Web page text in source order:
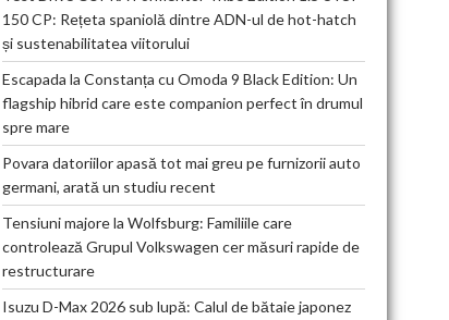
150 CP: Rețeta spaniolă dintre ADN-ul de hot-hatch
și sustenabilitatea viitorului
Escapada la Constanța cu Omoda 9 Black Edition: Un
flagship hibrid care este companion perfect în drumul
spre mare
Povara datoriilor apasă tot mai greu pe furnizorii auto
germani, arată un studiu recent
Tensiuni majore la Wolfsburg: Familiile care
controlează Grupul Volkswagen cer măsuri rapide de
restructurare
Isuzu D-Max 2026 sub lupă: Calul de bătaie japonez